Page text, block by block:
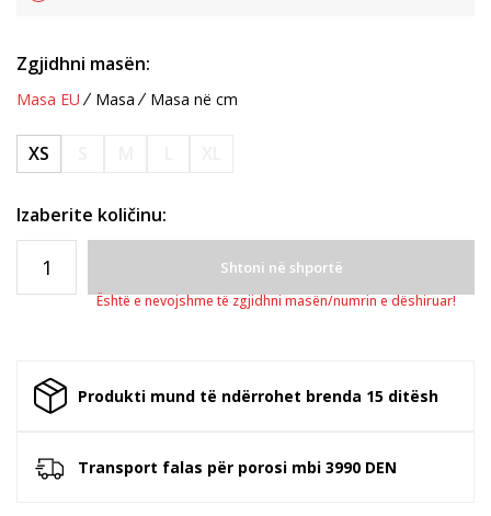
Zgjidhni masën:
Masa EU Masa Masa në cm
XS
Izaberite količinu:
Shtoni në shportë
Është e nevojshme të zgjidhni masën/numrin e dëshiruar!
Produkti mund të ndërrohet brenda 15 ditësh
Transport falas për porosi mbi 3990 DEN